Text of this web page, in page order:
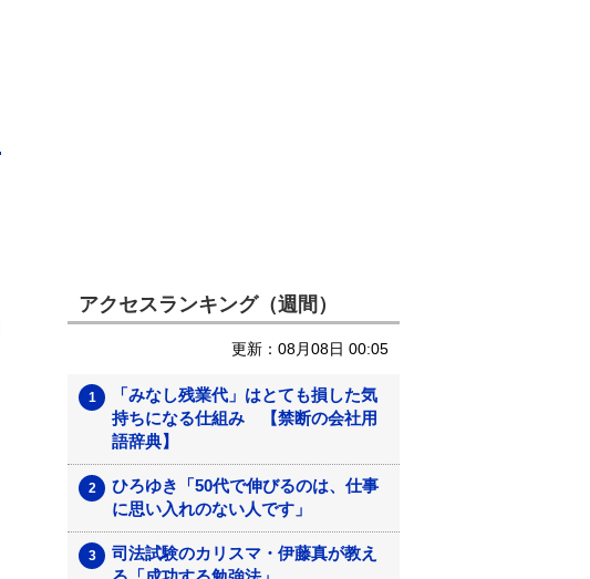
アクセスランキング（週間）
更新：08月08日 00:05
「みなし残業代」はとても損した気
持ちになる仕組み 【禁断の会社用
語辞典】
ひろゆき「50代で伸びるのは、仕事
に思い入れのない人です」
司法試験のカリスマ・伊藤真が教え